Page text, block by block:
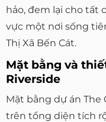
hảo, đem lại cho tất
vực một nơi sống
Thị Xã Bến Cát.
Mặt bằng và
Riverside
Mặt bằng dự án The
trên tổng diện tích